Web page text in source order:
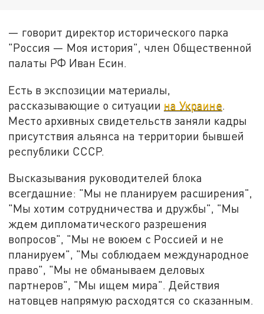
— говорит директор исторического парка
"Россия — Моя история", член Общественной
палаты РФ Иван Есин.
Есть в экспозиции материалы,
рассказывающие о ситуации на Украине
Место архивных свидетельств заняли кадры
присутствия альянса на территории бывшей
республики СССР.
Высказывания руководителей блока
всегдашние: "Мы не планируем расширения",
"Мы хотим сотрудничества и дружбы", "Мы
ждем дипломатического разрешения
вопросов", "Мы не воюем с Россией и не
планируем", "Мы соблюдаем международное
право", "Мы не обманываем деловых
партнеров", "Мы ищем мира". Действия
натовцев напрямую расходятся со сказанным.